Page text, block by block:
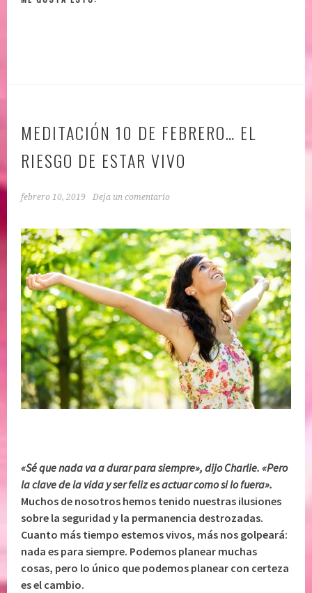
MEDITACIÓN 10 DE FEBRERO… EL
RIESGO DE ESTAR VIVO
febrero 10, 2019 Deja un comentario
«Sé que nada va a durar para siempre», dijo Charlie. «Pero
la clave de la vida y ser feliz es actuar como si lo fuera».
Muchos de nosotros hemos tenido nuestras ilusiones
sobre la seguridad y la permanencia destrozadas.
Cuanto más tiempo estemos vivos, más nos golpeará:
nada es para siempre. Podemos planear muchas
cosas, pero lo único que podemos planear con certeza
es el cambio.